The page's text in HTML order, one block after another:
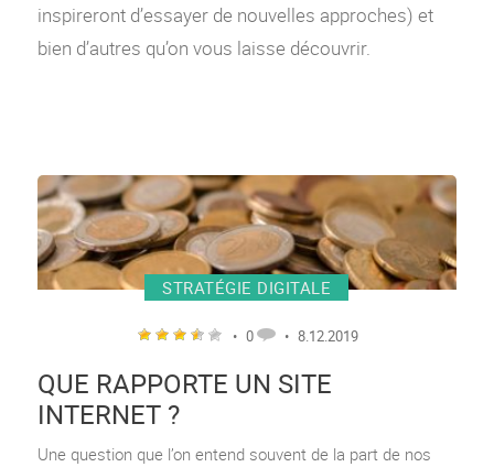
inspireront d’essayer de nouvelles approches) et
bien d’autres qu’on vous laisse découvrir.
STRATÉGIE DIGITALE
• 0 • 8.12.2019
QUE RAPPORTE UN SITE
INTERNET ?
Une question que l’on entend souvent de la part de nos